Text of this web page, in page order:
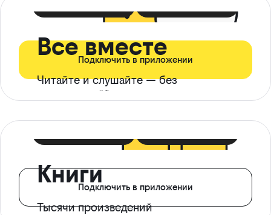
Все вместе
Читайте и слушайте — без
ограничений*
Подключить в приложении
Книги
Тысячи произведений
Подключить в приложении